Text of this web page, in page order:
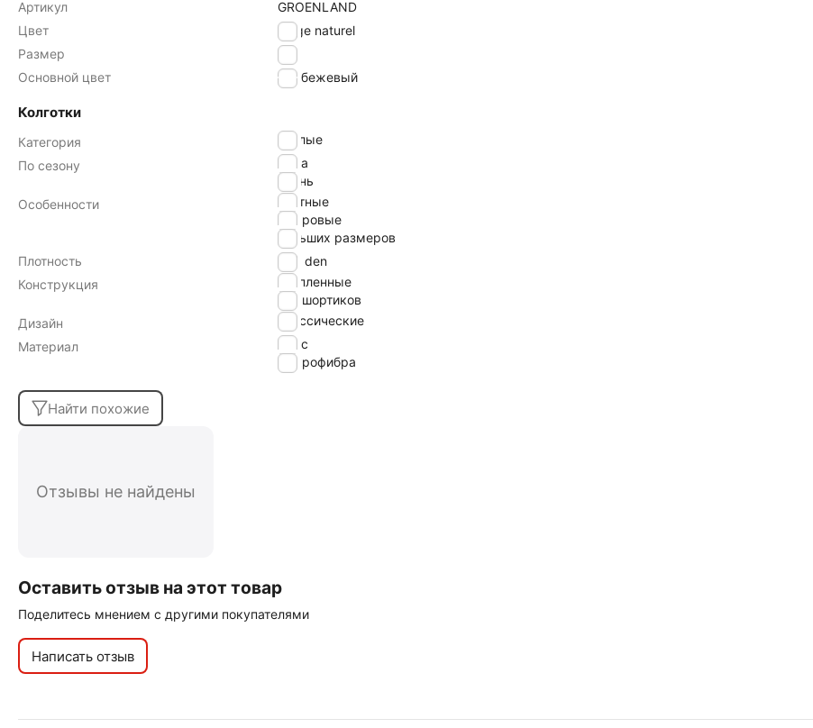
Артикул
GROENLAND
Цвет
beige naturel
Размер
3
Основной цвет
бежевый
Колготки
Категория
теплые
По сезону
зима
осень
Особенности
плотные
махровые
больших размеров
Плотность
250 den
Конструкция
утепленные
без шортиков
Дизайн
классические
Материал
флис
микрофибра
Найти похожие
Отзывы не найдены
Оставить отзыв на этот товар
Поделитесь мнением с другими покупателями
Написать отзыв